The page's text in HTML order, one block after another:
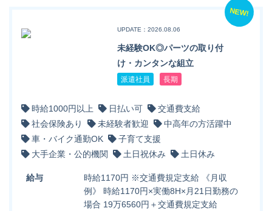
NEW!
UPDATE：2026.08.06
未経験OK◎パーツの取り付
け・カンタンな組立
派遣社員 長期
時給1000円以上 日払い可
交通費支給
社会保険あり
未経験者歓迎
中高年の方活躍中
車・バイク通勤OK
子育て支援
大手企業・公的機関
土日祝休み 土日休み
給与
時給1170円 ※交通費規定支給 《月収
例》 時給1170円×実働8H×月21日勤務の
場合 19万6560円＋交通費規定支給